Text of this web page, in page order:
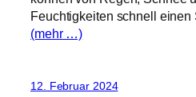
Feuchtigkeiten schnell einen
(mehr …)
12. Februar 2024